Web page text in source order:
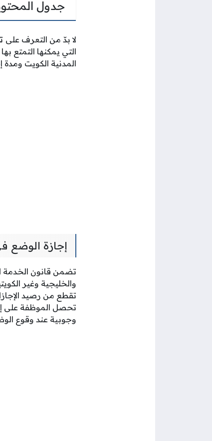
جدول
لا بدّ من التعرف على
التي يمكنها التمتع
المدنية الكويت ومدة
إجازة الوضع
والخليجية وغير
تقطع من رصيد
تحصل الموظفة على
وجوبية عند وقوع